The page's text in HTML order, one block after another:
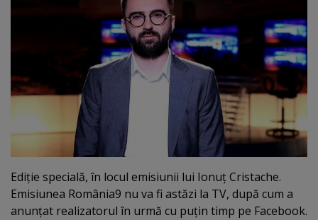
Ediţie specială, în locul emisiunii lui Ionuţ Cristache.
Emisiunea România9 nu va fi astăzi la TV, după cum a
anunţat realizatorul în urmă cu puţin timp pe Facebook.